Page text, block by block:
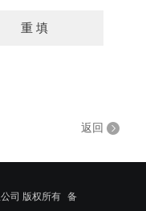
返回
司 版权所有 备